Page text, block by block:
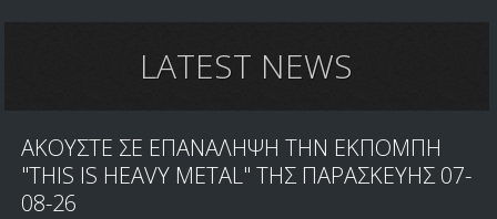
LATEST NEWS
ΑΚΟΥΣΤΕ ΣΕ ΕΠΑΝΑΛΗΨΗ ΤΗΝ ΕΚΠΟΜΠΗ
"THIS IS HEAVY METAL" ΤΗΣ ΠΑΡΑΣΚΕΥΗΣ 07-
08-26